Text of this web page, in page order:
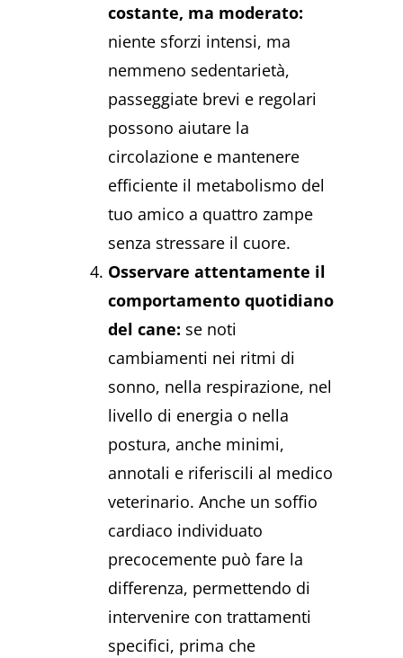
costante, ma moderato:
niente sforzi intensi, ma
nemmeno sedentarietà,
passeggiate brevi e regolari
possono aiutare la
circolazione e mantenere
efficiente il metabolismo del
tuo amico a quattro zampe
senza stressare il cuore.
Osservare attentamente il
comportamento quotidiano
del cane: se noti
cambiamenti nei ritmi di
sonno, nella respirazione, nel
livello di energia o nella
postura, anche minimi,
annotali e riferiscili al medico
veterinario. Anche un soffio
cardiaco individuato
precocemente può fare la
differenza, permettendo di
intervenire con trattamenti
specifici, prima che